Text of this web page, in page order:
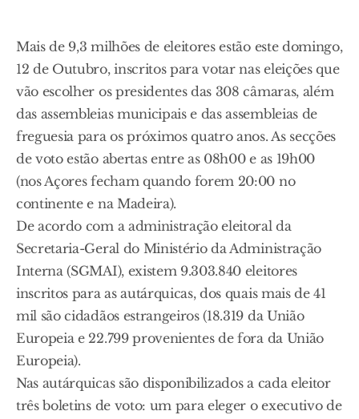
Mais de 9,3 milhões de eleitores estão este domingo,
12 de Outubro, inscritos para votar nas eleições que
vão escolher os presidentes das 308 câmaras, além
das assembleias municipais e das assembleias de
freguesia para os próximos quatro anos. As secções
de voto estão abertas entre as 08h00 e as 19h00
(nos Açores fecham quando forem 20:00 no
continente e na Madeira).
De acordo com a administração eleitoral da
Secretaria-Geral do Ministério da Administração
Interna (SGMAI), existem 9.303.840 eleitores
inscritos para as autárquicas, dos quais mais de 41
mil são cidadãos estrangeiros (18.319 da União
Europeia e 22.799 provenientes de fora da União
Europeia).
Nas autárquicas são disponibilizados a cada eleitor
três boletins de voto: um para eleger o executivo de